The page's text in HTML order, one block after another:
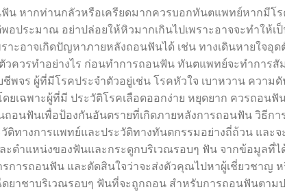
น หากท่านกลัวหรือเครียดมากควรบอกทันตแพทย์หากมีโร
ประมาณ อย่าปล่อยให้หิวมากเกินไปเพราะอาจจะทำให้เ
าะอาจเกิดปัญหาภายหลังถอนฟันได้ เช่น ทางเดินหายใจอุ
ควรทำอย่างไร ก่อนทำการถอนฟัน ทันตแพทย์จะทำการสั
จร ผู้ที่มีโรคประจำตัวอยู่เช่น โรคหัวใจ เบาหวาน ความ
ยเฉพาะผู้ที่มี ประวัติโรคเลือดออกง่าย หยุดยาก ควรถอนฟั
ถอนฟันเพื่อป้องกันอันตรายที่เกิดภายหลังการถอนฟัน วิธีก
ทางการแพทย์และประวัติทางทันตกรรมอย่างถี่ถ้วน และจ
ละตำแหน่งของฟันและกระดูกบริเวณรอบๆ ฟัน จากข้อมูลที่
การถอนฟัน และตัดสินใจว่าจะส่งตัวคุณไปหาผู้เชี่ยวชาญ
าชาบริเวณรอบๆ ฟันที่จะถูกถอน สำหรับการถอนฟันตาม